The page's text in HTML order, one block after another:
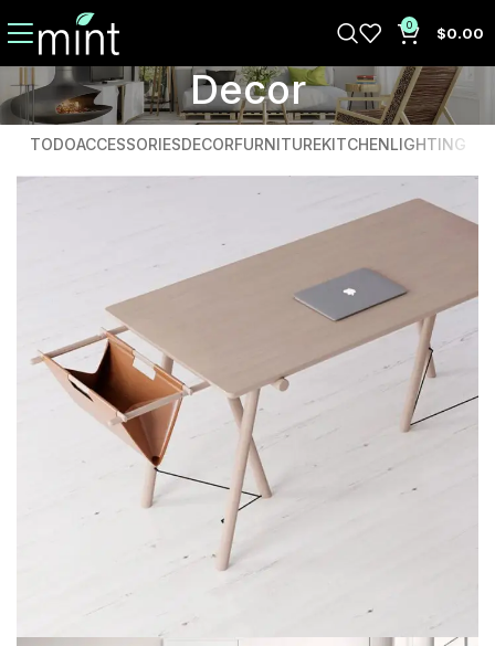
0 $0.00
Decor
TODOACCESSORIESDECORFURNITUREKITCHENLIGHTING